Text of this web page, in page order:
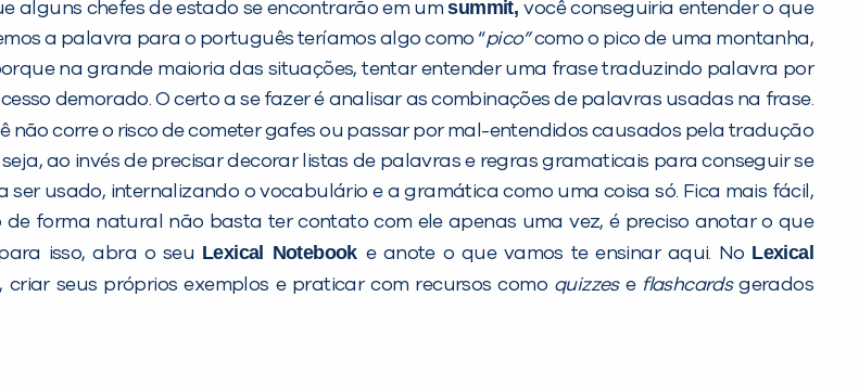
alguns chefes de estado se encontrarão em umsummit,você conseguiria entender o que
a palavra para o português teríamos algo como “pico”como o pico de uma montanha,
na grande maioria das situações, tentar entender uma frase traduzindo palavra por
demorado. O certo a se fazer é analisar as combinações de palavras usadas na frase.
não corre o risco de cometer gafes ou passar por mal-entendidos causados pela tradução
ao invés de precisar decorar listas de palavras e regras gramaticais para conseguir se
usado, internalizando o vocabulário e a gramática como uma coisa só. Fica mais fácil,
forma natural não basta ter contato com ele apenas uma vez, é preciso anotar o que
isso, abra o seu Lexical Notebook e anote o que vamos te ensinar aqui. No Lexical
seus próprios exemplos e praticar com recursos como quizzes e flashcardsgerados